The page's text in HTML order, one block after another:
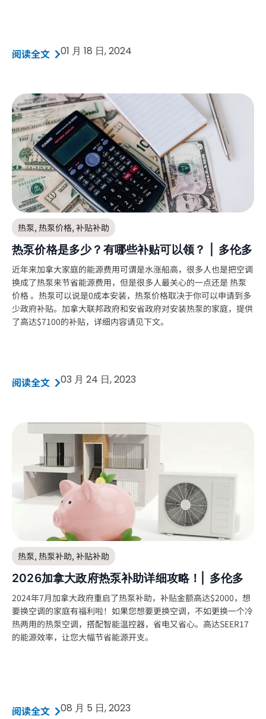
阅读全文 01 月 18 日, 2024
热泵, 热泵价格, 补贴补助
热泵价格是多少？有哪些补贴可以领？ | 多伦多
近年来加拿大家庭的能源费用可谓是水涨船高，很多人也是把空调
换成了热泵来节省能源费用，但是很多人最关心的一点还是 热泵
价格 。热泵可以说是0成本安装，热泵价格取决于你可以申请到多
少政府补贴。加拿大联邦政府和安省政府对安装热泵的家庭，提供
了高达$7100的补贴，详细内容请见下文。
阅读全文 03 月 24 日, 2023
热泵, 热泵补助, 补贴补助
2026加拿大政府热泵补助详细攻略！| 多伦多
2024年7月加拿大政府重启了热泵补助，补贴金额高达$2000，想
要换空调的家庭有福利啦！如果您想要更换空调，不如更换一个冷
热两用的热泵空调，搭配智能温控器，省电又省心。高达SEER17
的能源效率，让您大幅节省能源开支。
阅读全文 08 月 5 日, 2023